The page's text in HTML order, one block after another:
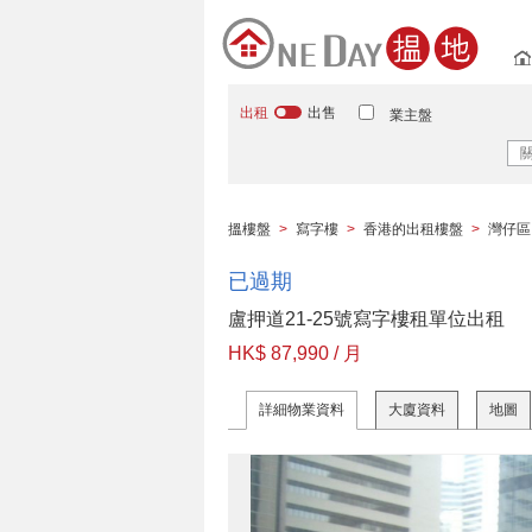
出租 出售 業主盤
搵樓盤 > 寫字樓 > 香港的出租樓盤 > 灣仔區
已過期
盧押道21-25號寫字樓租單位出租
HK$ 87,990 / 月
詳細物業資料 大廈資料 地圖